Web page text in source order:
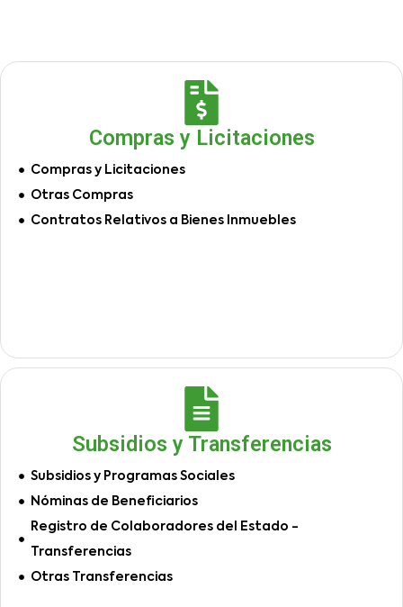
Compras y Licitaciones
Compras y Licitaciones
Otras Compras
Contratos Relativos a Bienes Inmuebles
Subsidios y Transferencias
Subsidios y Programas Sociales
Nóminas de Beneficiarios
Registro de Colaboradores del Estado -
Transferencias
Otras Transferencias